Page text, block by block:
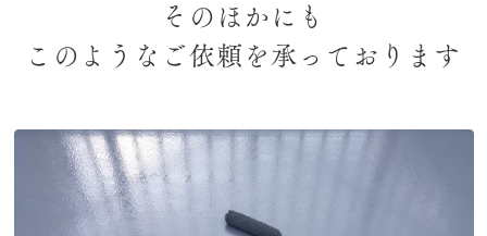
そのほかにも
このようなご依頼を承っております